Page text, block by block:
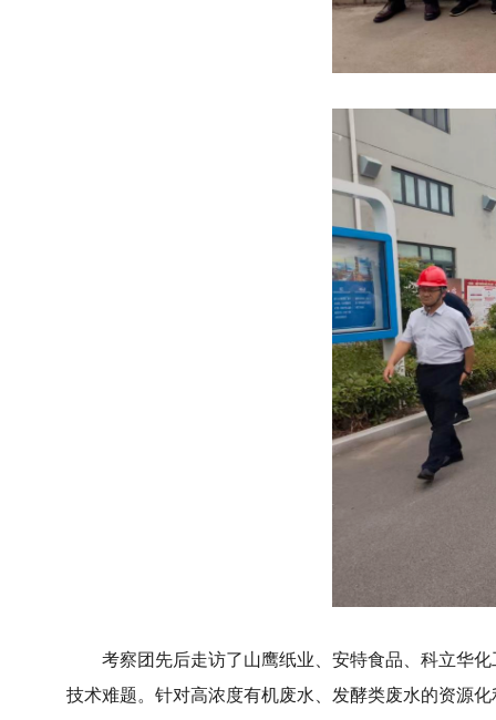
考察团先后走访了山鹰纸业、安特食品、科立华化
技术难题。针对高浓度有机废水、发酵类废水的资源